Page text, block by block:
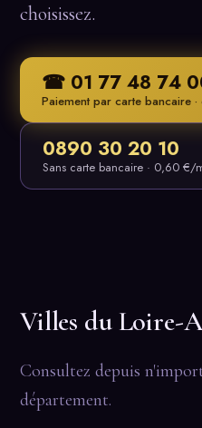
choisissez.
☎ 01 77 48 74
Paiement par carte bancaire
0890 30 20 10
Sans carte bancaire · 0,60 €/
Villes du Loire-
Consultez depuis
département.